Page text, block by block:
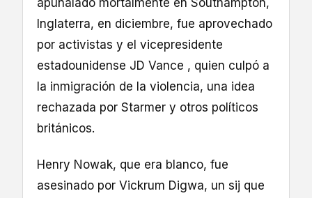
Inglaterra, en diciembre, fue aprovechado
por activistas y el vicepresidente
estadounidense JD Vance , quien culpó a
la inmigración de la violencia, una idea
rechazada por Starmer y otros políticos
británicos.
Henry Nowak, que era blanco, fue
asesinado por Vickrum Digwa, un sij que